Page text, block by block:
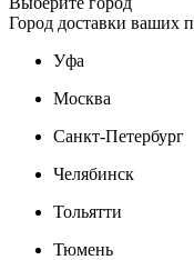
Город доставки ваших
Уфа
Москва
Санкт-Петербург
Челябинск
Тольятти
Тюмень